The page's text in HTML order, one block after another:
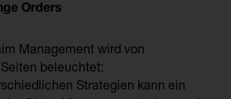
Orders
Management wird von
beleuchtet:
Strategien kann ein